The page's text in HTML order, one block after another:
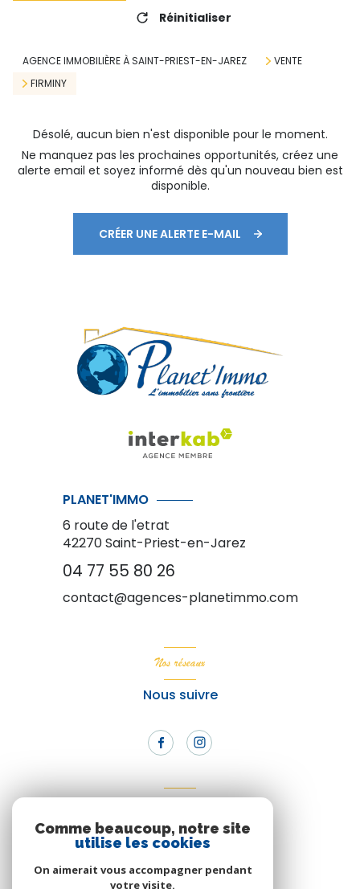
Réinitialiser
AGENCE IMMOBILIÈRE À SAINT-PRIEST-EN-JAREZ
VENTE
FIRMINY
Désolé, aucun bien n'est disponible pour le moment.
Ne manquez pas les prochaines opportunités, créez une
alerte email et soyez informé dès qu'un nouveau bien est
disponible.
CRÉER UNE ALERTE E-MAIL
PLANET'IMMO
6 route de l'etrat
42270Saint-Priest-en-Jarez
04 77 55 80 26
contact@agences-planetimmo.com
Nos réseaux
Nous suivre
Nous adhérons
Comme beaucoup, notre site
utilise les cookies
On aimerait vous accompagner pendant
votre visite.